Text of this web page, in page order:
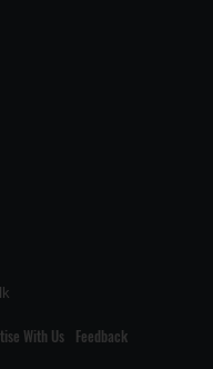
With Us Feedback